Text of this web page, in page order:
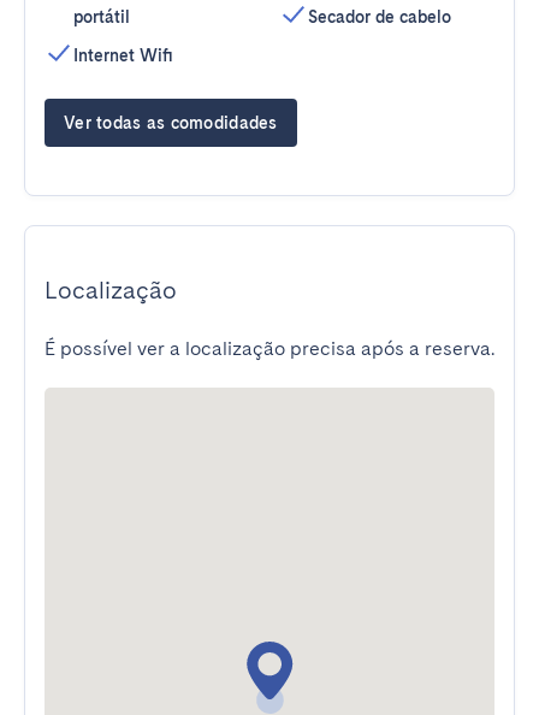
portátil
Internet Wifi
Secador de cabelo
Ver todas as comodidades
Localização
É possível ver a localização precisa após a reserva.